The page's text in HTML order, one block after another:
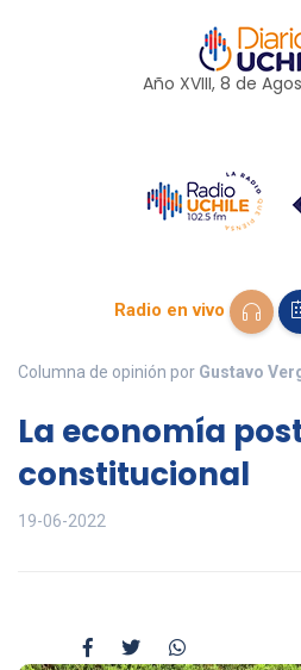
Año XVIII, 8 de
Radio en vivo
Columna de opinión por Gustavo
La economía
constitucional
19-06-2022